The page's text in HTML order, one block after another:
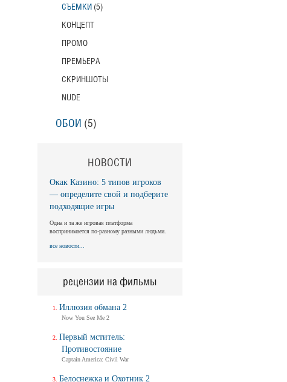
СЪЕМКИ (5)
КОНЦЕПТ
ПРОМО
ПРЕМЬЕРА
СКРИНШОТЫ
NUDE
ОБОИ (5)
НОВОСТИ
Окак Казино: 5 типов игроков
— определите свой и подберите
подходящие игры
Одна и та же игровая платформа
воспринимается по-разному разными людьми.
все новости...
рецензии на фильмы
Иллюзия обмана 2
Now You See Me 2
Первый мститель:
Противостояние
Captain America: Civil War
Белоснежка и Охотник 2